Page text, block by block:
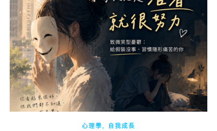
心理學, 自我成長